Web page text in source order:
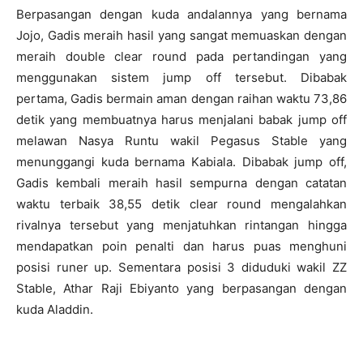
Berpasangan dengan kuda andalannya yang bernama
Jojo, Gadis meraih hasil yang sangat memuaskan dengan
meraih double clear round pada pertandingan yang
menggunakan sistem jump off tersebut. Dibabak
pertama, Gadis bermain aman dengan raihan waktu 73,86
detik yang membuatnya harus menjalani babak jump off
melawan Nasya Runtu wakil Pegasus Stable yang
menunggangi kuda bernama Kabiala. Dibabak jump off,
Gadis kembali meraih hasil sempurna dengan catatan
waktu terbaik 38,55 detik clear round mengalahkan
rivalnya tersebut yang menjatuhkan rintangan hingga
mendapatkan poin penalti dan harus puas menghuni
posisi runer up. Sementara posisi 3 diduduki wakil ZZ
Stable, Athar Raji Ebiyanto yang berpasangan dengan
kuda Aladdin.